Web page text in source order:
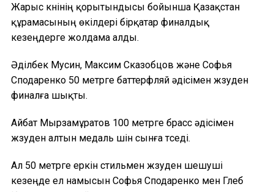
Жарыс күнінің қорытындысы бойынша Қазақстан
құрамасының өкілдері бірқатар финалдық
кезеңдерге жолдама алды.
Әділбек Мусин, Максим Сказобцов және Софья
Сподаренко 50 метрге баттерфляй әдісімен жүзуден
финалға шықты.
Айбат Мырзамұратов 100 метрге брасс әдісімен
жүзуден алтын медаль үшін сынға түседі.
Ал 50 метрге еркін стильмен жүзуден шешуші
кезеңде ел намысын Софья Сподаренко мен Глеб